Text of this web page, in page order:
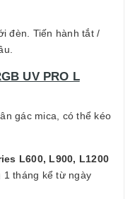
đèn. Tiến hành tắt /
UV PRO L
gác mica, có thể kéo
L600, L900, L1200
1 tháng kể từ ngày